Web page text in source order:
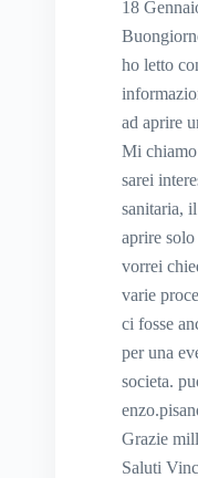
18
ho letto
ad aprire
Mi
sarei
sanitaria,
aprire
vorrei
varie
ci fosse
per una
societa.
Grazie
Saluti